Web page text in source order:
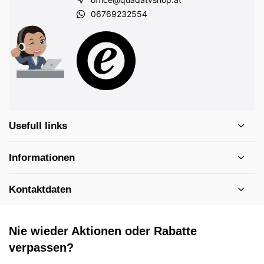
06769232554
Usefull links
Informationen
Kontaktdaten
Nie wieder Aktionen oder Rabatte
verpassen?